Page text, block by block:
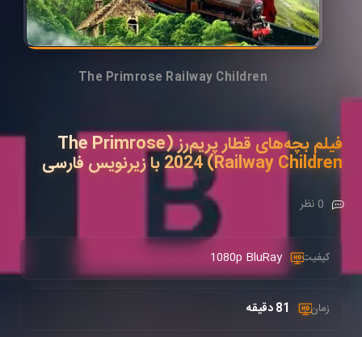
The Primrose Railway Children
فیلم بچه‌های قطار پریم‌رز (The Primrose
Railway Children) 2024 با زیرنویس فارسی
0 نظر
کیفیت : 1080p BluRay
زمان : 81 دقیقه